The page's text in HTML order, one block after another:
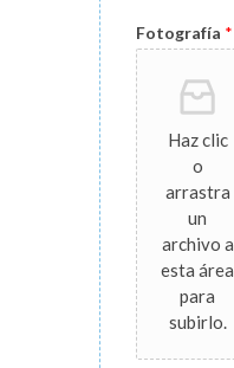
Fotografía *
Haz clic
o
arrastra
un
archivo a
esta área
para
subirlo.